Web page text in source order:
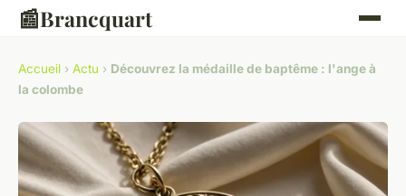
📰Brancquart
Accueil › Actu › Découvrez la médaille de baptême : l'ange à
la colombe